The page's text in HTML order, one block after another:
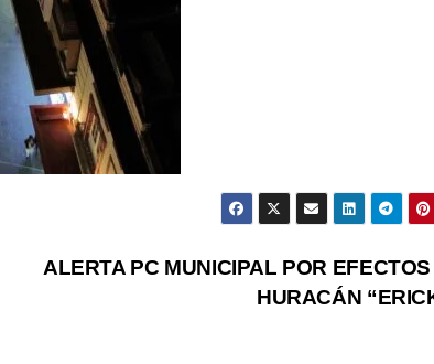
ALERTA PC MUNICIPAL POR
HURACÁN